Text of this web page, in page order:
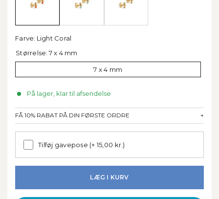
Farve: Light Coral
Størrelse: 7 x 4 mm
7 x 4 mm
På lager, klar til afsendelse
FÅ 10% RABAT PÅ DIN FØRSTE ORDRE +
Tilføj gavepose (+ 15,00 kr.)
LÆG I KURV